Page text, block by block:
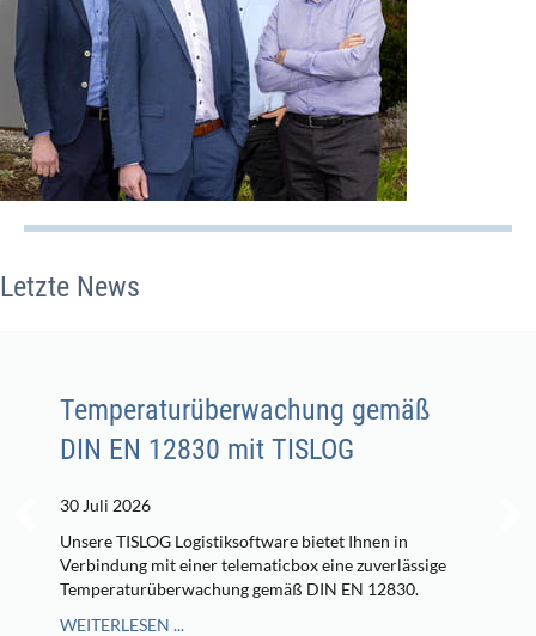
Letzte News
Temperaturüberwachung gemäß
DIN EN 12830 mit TISLOG
30 Juli 2026
Unsere TISLOG Logistiksoftware bietet Ihnen in
Verbindung mit einer telematicbox eine zuverlässige
Temperaturüberwachung gemäß DIN EN 12830.
WEITERLESEN ...